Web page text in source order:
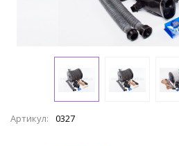
Артикул: 0327